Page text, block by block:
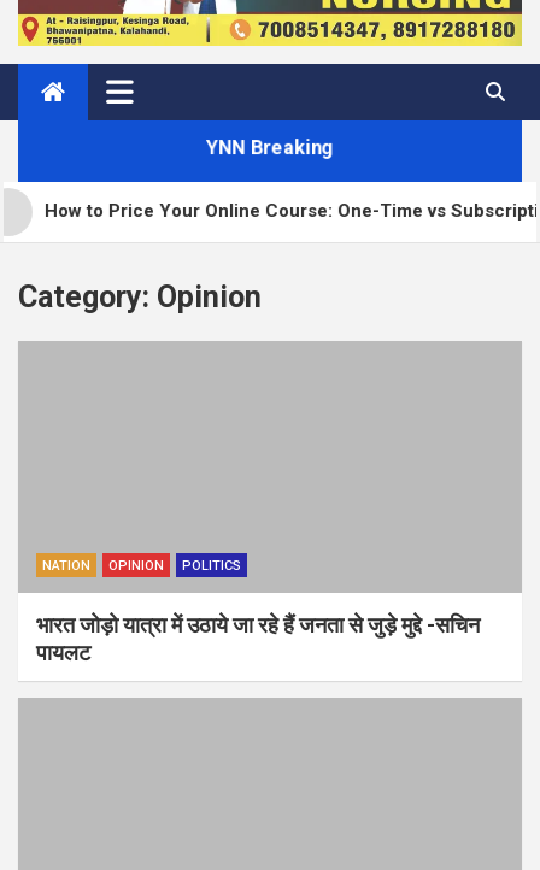
YNN Breaking
How to Price Your Online Course: One-Time vs Subscription
Category: Opinion
NATION OPINION POLITICS
भारत जोड़ो यात्रा में उठाये जा रहे हैं जनता से जुड़े मुद्दे -सचिन
पायलट